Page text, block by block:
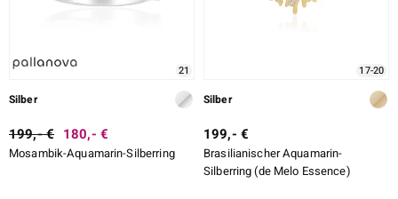
21
Silber
199,- € 180,- €
Mosambik-Aquamarin-Silberring
17-20
Silber
199,- €
Brasilianischer Aquamarin-
Silberring (de Melo Essence)